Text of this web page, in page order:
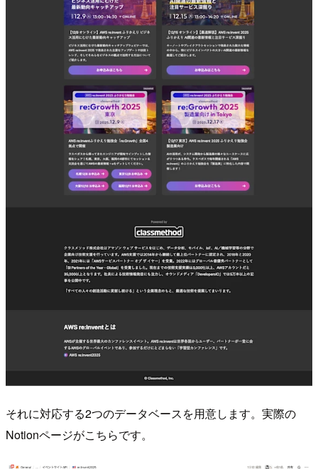
それに対応する2つのデータベースを用意します。実際の
Notionページがこちらです。